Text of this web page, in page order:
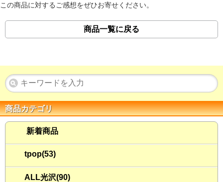
この商品に対するご感想をぜひお寄せください。
商品一覧に戻る
商品カテゴリ
新着商品
tpop(53)
ALL光沢(90)